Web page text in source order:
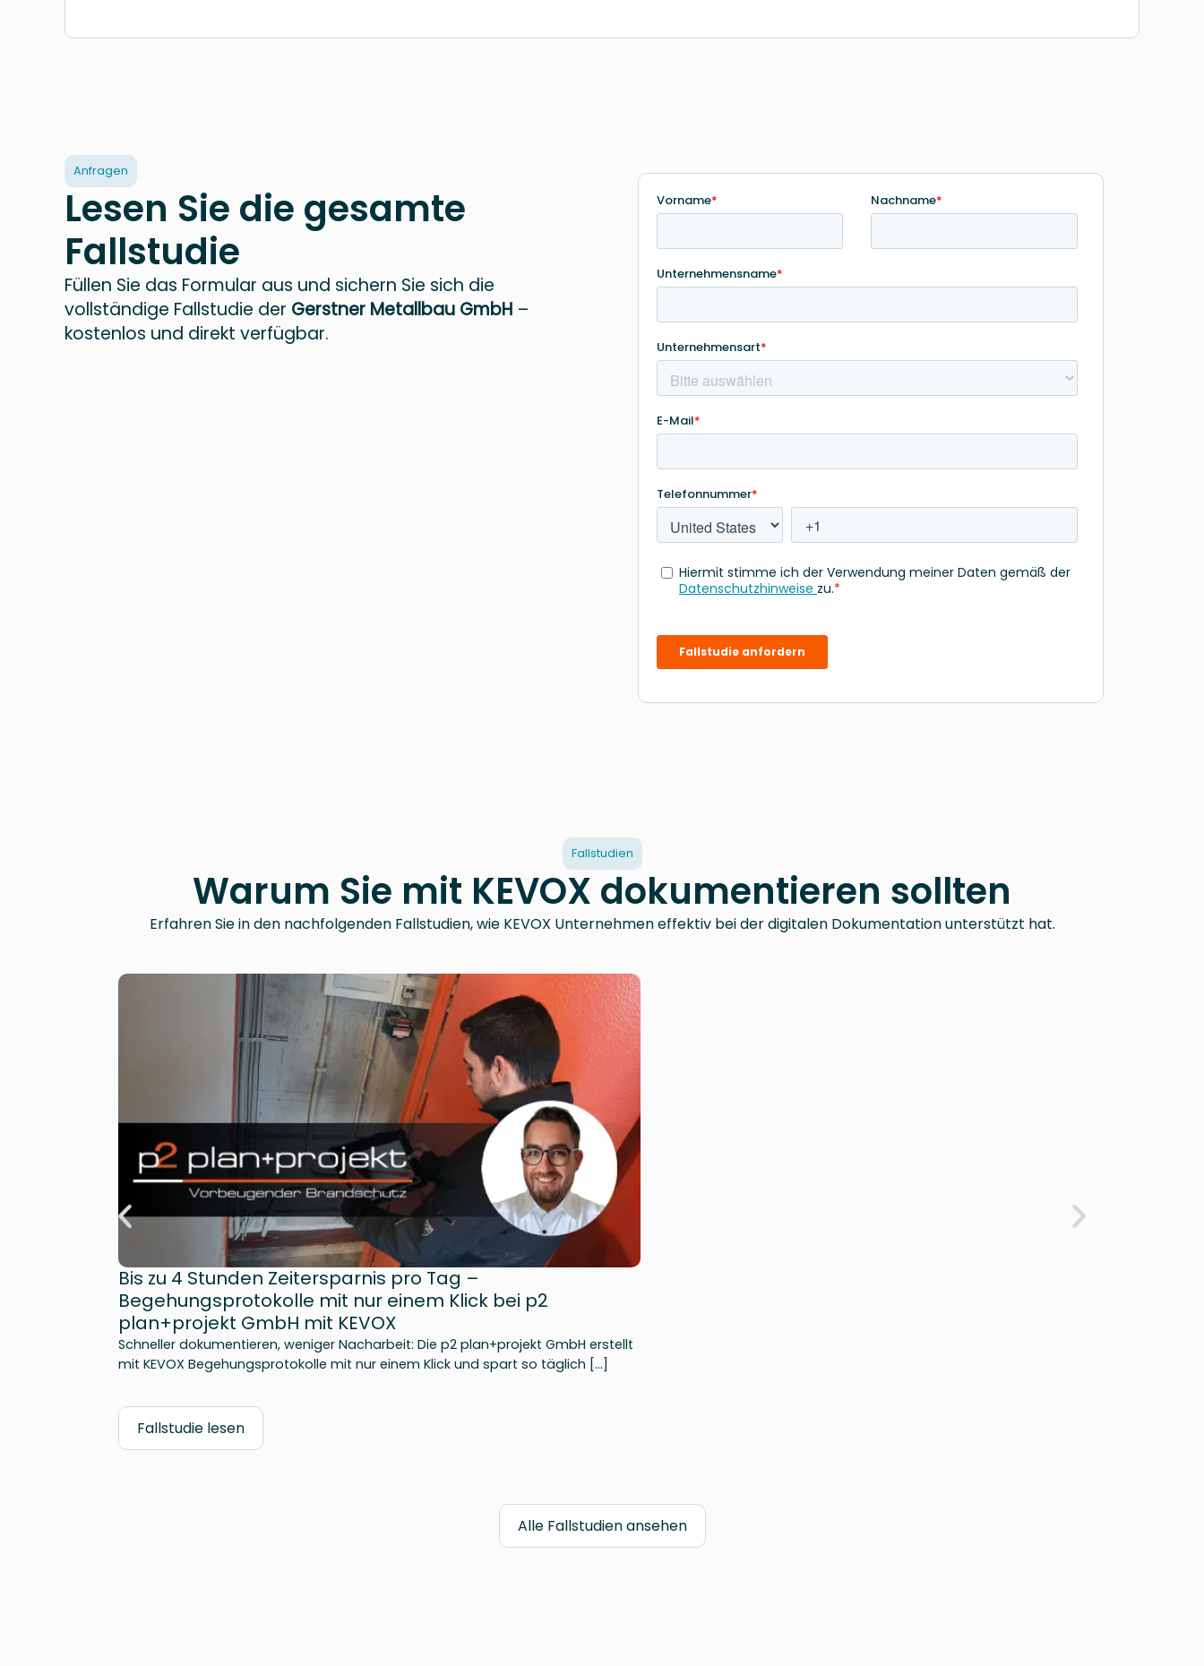
Anfragen
Lesen Sie die gesamte
Fallstudie
Füllen Sie das Formular aus und sichern Sie sich die
vollständige Fallstudie der Gerstner Metallbau GmbH –
kostenlos und direkt verfügbar.
Fallstudien
Warum Sie mit KEVOX dokumentieren sollten
Erfahren Sie in den nachfolgenden Fallstudien, wie KEVOX Unternehmen effektiv bei der digitalen Dokumentation unterstützt hat.
Bis zu 4 Stunden Zeitersparnis pro Tag –
Begehungsprotokolle mit nur einem Klick bei p2
plan+projekt GmbH mit KEVOX
Schneller dokumentieren, weniger Nacharbeit: Die p2 plan+projekt GmbH erstellt
mit KEVOX Begehungsprotokolle mit nur einem Klick und spart so täglich […]
Fallstudie lesen
Alle Fallstudien ansehen